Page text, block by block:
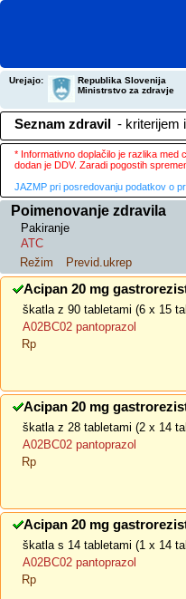
Urejajo:
Republika Slovenija
Ministrstvo za zdravje
Seznam zdravil - kriterijem
* Informativno doplačilo je razlika med
dodan je DDV. Zaradi pogostih
JAZMP pri posredovanju podatkov o
Poimenovanje zdravila
Pakiranje
ATC
Režim
Previd.ukrep
Acipan 20 mg
škatla z 90 tabletami (6 x 15
A02BC02 pantoprazol
Rp
Acipan 20 mg
škatla z 28 tabletami (2 x 14
A02BC02 pantoprazol
Rp
Acipan 20 mg
škatla s 14 tabletami (1 x 14
A02BC02 pantoprazol
Rp